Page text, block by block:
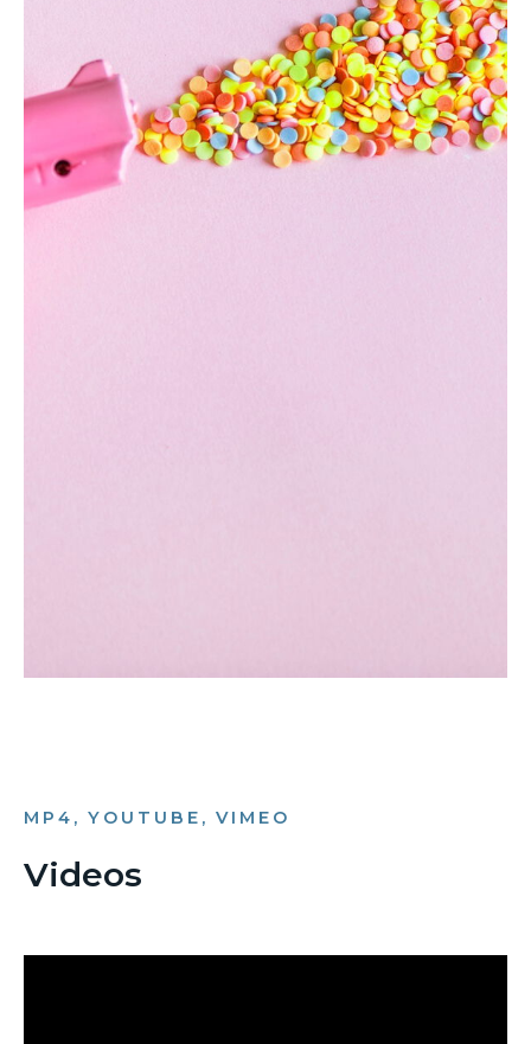
MP4, YOUTUBE, VIMEO
Videos